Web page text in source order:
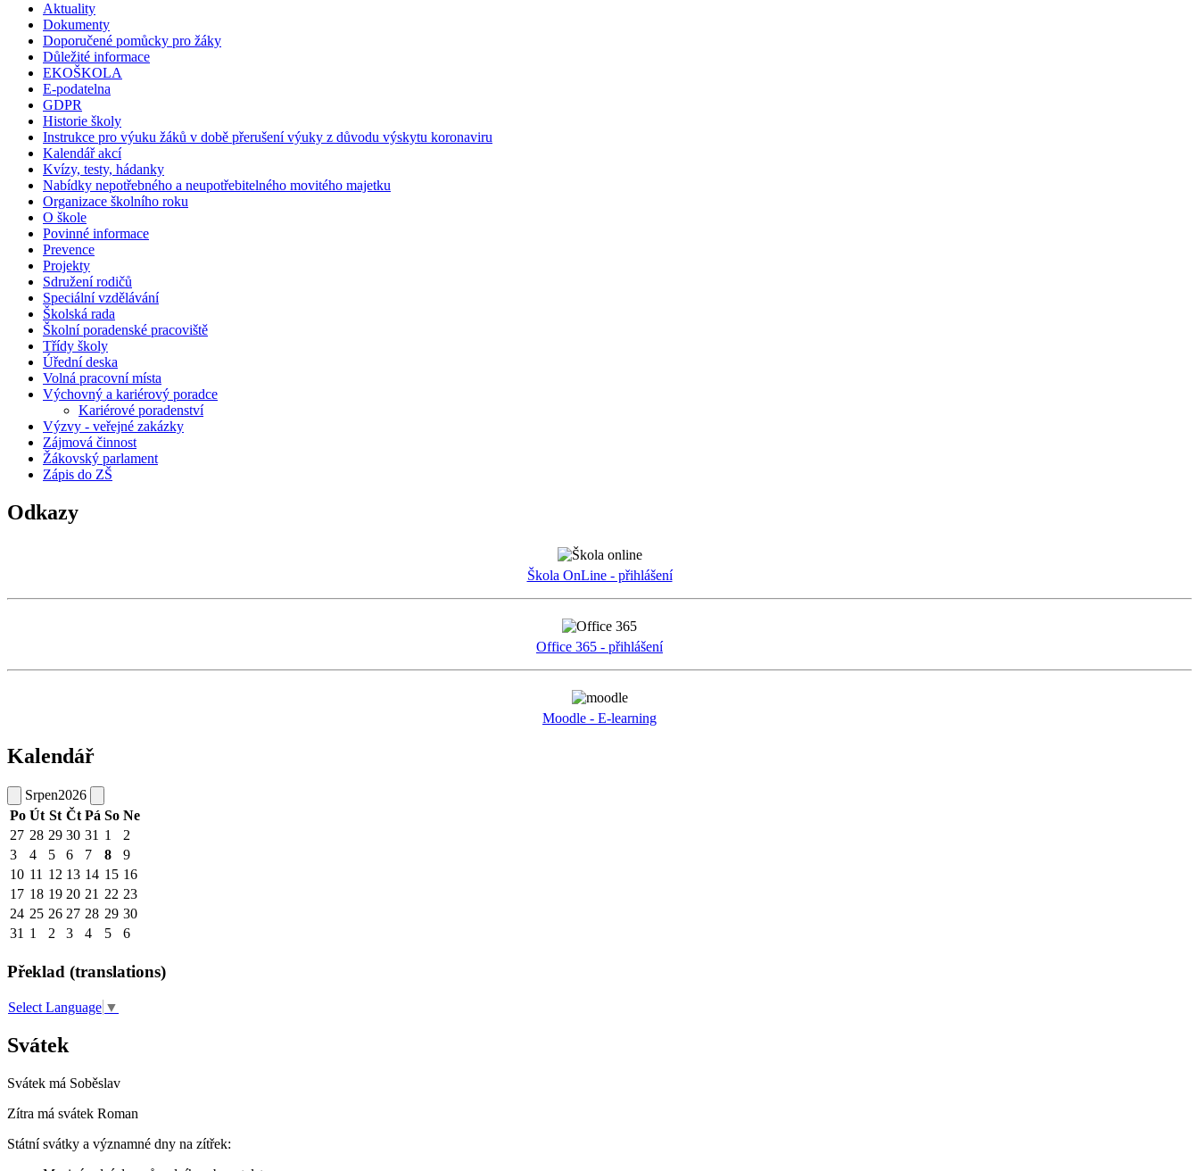
Aktuality
Dokumenty
Doporučené pomůcky pro žáky
Důležité informace
EKOŠKOLA
E-podatelna
GDPR
Historie školy
Instrukce pro výuku žáků v době přerušení výuky z důvodu výskytu koronaviru
Kalendář akcí
Kvízy, testy, hádanky
Nabídky nepotřebného a neupotřebitelného movitého majetku
Organizace školního roku
O škole
Povinné informace
Prevence
Projekty
Sdružení rodičů
Speciální vzdělávání
Školská rada
Školní poradenské pracoviště
Třídy školy
Úřední deska
Volná pracovní místa
Výchovný a kariérový poradce
Kariérové poradenství
Výzvy - veřejné zakázky
Zájmová činnost
Žákovský parlament
Zápis do ZŠ
Odkazy
Škola OnLine - přihlášení
Office 365 - přihlášení
Moodle - E-learning
Kalendář
Srpen2026
Po Út St Čt Pá So Ne
27 28 29 30 31 1
2
3
4 5 6 7 8
9
10 11 12 13 14 15 16
17 18 19 20 21 22 23
24 25 26 27 28 29 30
31 1 2 3 4 5 6
Překlad (translations)
Select Language ▼
Svátek
Svátek má Soběslav
Zítra má svátek Roman
Státní svátky a významné dny na zítřek: